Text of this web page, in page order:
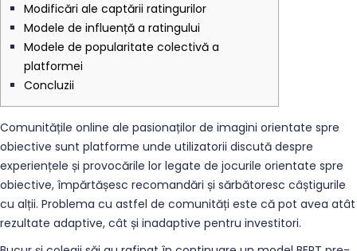
Modificări ale captării ratingurilor
Modele de influență a ratingului
Modele de popularitate colectivă a
platformei
Concluzii
Comunitățile online ale pasionaților de imagini orientate spre
obiective sunt platforme unde utilizatorii discută despre
experiențele și provocările lor legate de jocurile orientate spre
obiective, împărtășesc recomandări și sărbătoresc câștigurile
cu alții. Problema cu astfel de comunități este că pot avea atât
rezultate adaptive, cât și inadaptive pentru investitori.